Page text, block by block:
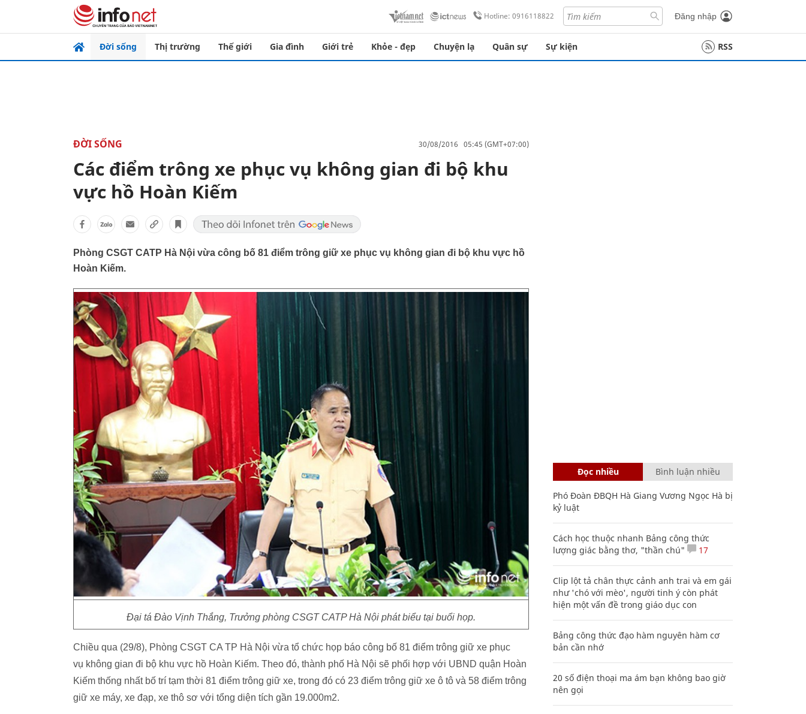
Hotline: 0916118822 Đăng nhập
Đời sống Thị trường Thế giới Gia đình Giới trẻ Khỏe - đẹp Chuyện lạ Quân sự Sự kiện RSS
ĐỜI SỐNG 30/08/2016 05:45 (GMT+07:00)
Các điểm trông xe phục vụ không gian đi bộ khu
vực hồ Hoàn Kiếm
Phòng CSGT CATP Hà Nội vừa công bố 81 điểm trông giữ xe phục vụ không gian đi bộ khu vực hồ
Hoàn Kiếm.
Đại tá Đào Vịnh Thắng, Trưởng phòng CSGT CATP Hà Nội phát biểu tại buổi họp.
Chiều qua (29/8), Phòng CSGT CA TP Hà Nội vừa tổ chức họp báo công bố 81 điểm trông giữ xe phục
vụ không gian đi bộ khu vực hồ Hoàn Kiếm. Theo đó, thành phố Hà Nội sẽ phối hợp với UBND quận Hoàn
Kiếm thống nhất bố trí tạm thời 81 điểm trông giữ xe, trong đó có 23 điểm trông giữ xe ô tô và 58 điểm trông
giữ xe máy, xe đạp, xe thô sơ với tổng diện tích gần 19.000m2.
Đọc nhiều Bình luận nhiều
Phó Đoàn ĐBQH Hà Giang Vương Ngọc Hà bị
kỷ luật
Cách học thuộc nhanh Bảng công thức
lượng giác bằng thơ, "thần chú"
17
Clip lột tả chân thực cảnh anh trai và em gái
như 'chó với mèo', người tinh ý còn phát
hiện một vấn đề trong giáo dục con
Bảng công thức đạo hàm nguyên hàm cơ
bản cần nhớ
20 số điện thoại ma ám bạn không bao giờ
nên gọi